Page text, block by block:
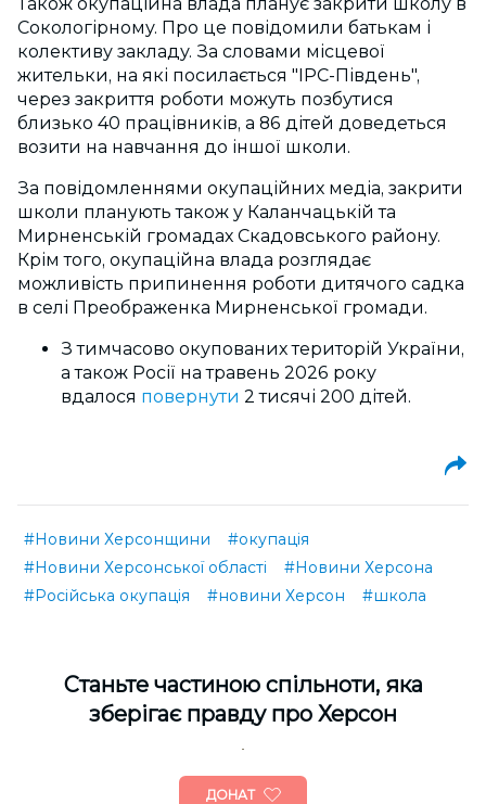
Сокологірному. Про це повідомили батькам і
колективу закладу. За словами місцевої
жительки, на які посилається "ІРС-Південь",
через закриття роботи можуть позбутися
близько 40 працівників, а 86 дітей доведеться
возити на навчання до іншої школи.
За повідомленнями окупаційних медіа, закрити
школи планують також у Каланчацькій та
Мирненській громадах Скадовського району.
Крім того, окупаційна влада розглядає
можливість припинення роботи дитячого садка
в селі Преображенка Мирненської громади.
З тимчасово окупованих територій України,
а також Росії на травень 2026 року
вдалося повернути 2 тисячі 200 дітей.
#Новини Херсонщини
#окупація
#Новини Херсонської області
#Новини Херсона
#Російська окупація
#новини Херсон #школа
Cтаньте частиною спільноти, яка
зберігає правду про Херсон
ДОНАТ